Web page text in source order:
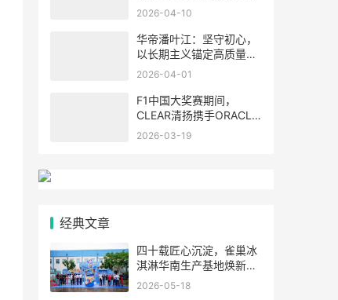
宇树
2026-04-10
华帝潘叶江：坚守初心，
以长期主义锚定高质量发
展新航道
2026-04-01
F1中国大奖赛期间，
CLEAR清扬携手ORACLE
红牛车队直面"头盔发"挑
2026-03-19
经典文章
四十载匠心沉淀，雀巢冰
淇淋华南生产基地焕新前
行
2026-05-18